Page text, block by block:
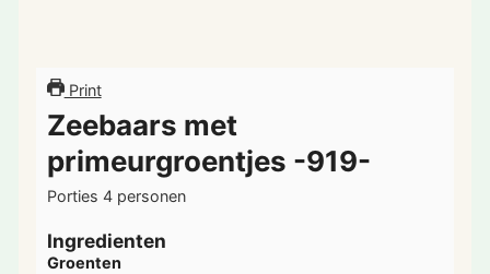
Print
Zeebaars met
primeurgroentjes -919-
Porties 4 personen
Ingredienten
Groenten